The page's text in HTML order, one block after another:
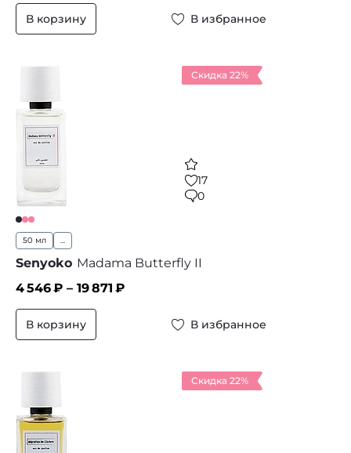
В корзину В избранное
Скидка 22%
17
0
50 мл ...
Senyoko Madama Butterfly II
4 546₽ – 19 871 ₽
В корзину В избранное
Скидка 22%